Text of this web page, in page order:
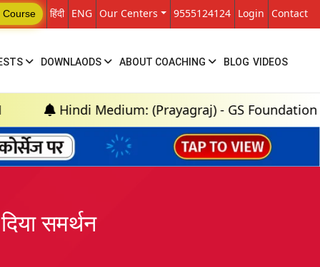
Course हिंदी ENG Our Centers 9555124124 Login Contact
DOWNLAODS ABOUT COACHING BLOG VIDEOS
Medium: (Prayagraj) - GS Foundation (P+M) :
समर्थन